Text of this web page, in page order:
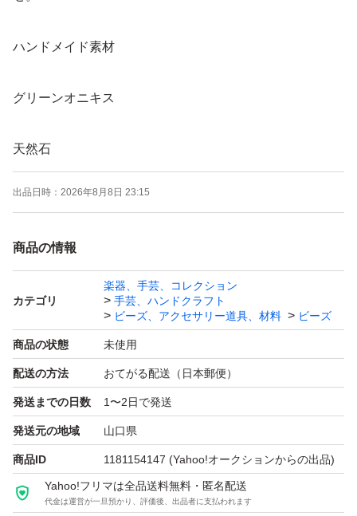
ハンドメイド素材
グリーンオニキス
天然石
37cm
デザインは画像で確認してください。
★海外買い付け購入元の翻訳により説明文を作成しており
ます。
石のクオリティや真偽などは不明です。
鑑定書、鑑別書はありません。別料金で鑑定書を付けると
いったサービスもしておりません。
また、当方は宝石店などではなく、自分の趣味嗜好に基づ
き、素敵だなと思った商品を個人輸入で仕入れをしている
セレクトショップです。
出品日時： 2026年8月8日 23:15
商品の情報
カテゴリ
楽器、手芸、コレクション
手芸、ハンドクラフト
ビーズ、アクセサリー道具、材料
ビーズ
商品の状態 未使用
配送の方法 おてがる配送（日本郵便）
発送までの日数 1〜2日で発送
発送元の地域 山口県
商品ID 1181154147 (Yahoo!オークションからの出品)
Yahoo!フリマは全品送料無料・匿名配送
代金は運営が一旦預かり、評価後、出品者に支払われます